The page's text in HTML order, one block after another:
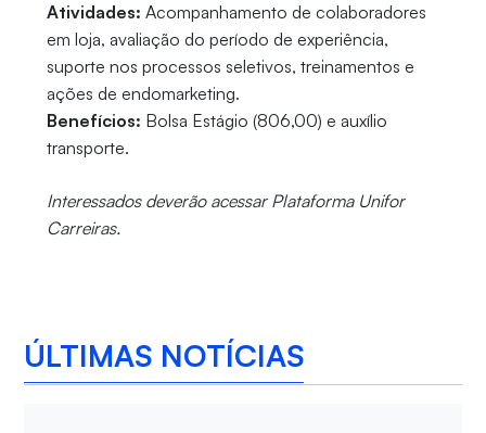
Atividades: Acompanhamento de colaboradores
em loja, avaliação do período de experiência,
suporte nos processos seletivos, treinamentos e
ações de endomarketing.
Benefícios: Bolsa Estágio (806,00) e auxílio
transporte.
Interessados deverão acessar Plataforma Unifor
Carreiras.
ÚLTIMAS NOTÍCIAS